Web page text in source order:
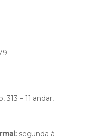
313 – 11 andar,
segunda à